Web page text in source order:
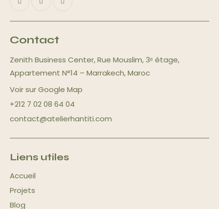
Contact
Zenith Business Center, Rue Mouslim, 3ᵉ étage,
Appartement N°14 – Marrakech, Maroc
Voir sur Google Map
+212 7 02 08 64 04
contact@atelierhantiti.com
Liens utiles
Accueil
Projets
Blog